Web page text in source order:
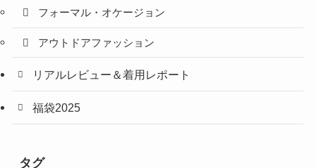
フォーマル・オケージョン
アウトドアファッション
リアルレビュー＆着用レポート
福袋2025
タグ